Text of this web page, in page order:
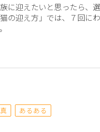
に迎えたいと思ったら、
猫の迎え方」では、７回に
あるある